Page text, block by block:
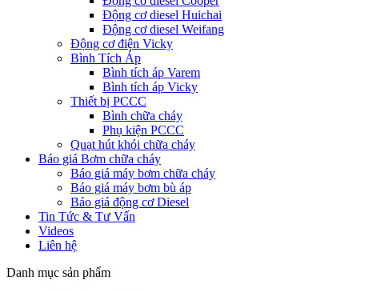
Động cơ diesel Huichai
Động cơ diesel Weifang
Động cơ điện Vicky
Bình Tích Áp
Bình tích áp Varem
Bình tích áp Vicky
Thiết bị PCCC
Bình chữa cháy
Phụ kiện PCCC
Quạt hút khói chữa cháy
Báo giá Bơm chữa cháy
Báo giá máy bơm chữa cháy
Báo giá máy bơm bù áp
Báo giá động cơ Diesel
Tin Tức & Tư Vấn
Videos
Liên hệ
Danh mục sản phẩm